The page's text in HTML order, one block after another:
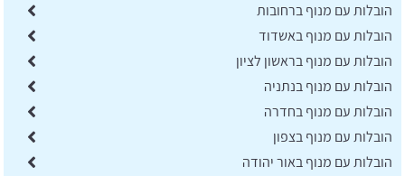
הובלות עם מנוף ברחובות
הובלות עם מנוף באשדוד
הובלות עם מנוף בראשון לציון
הובלות עם מנוף בנתניה
הובלות עם מנוף בחדרה
הובלות עם מנוף בצפון
הובלות עם מנוף באור יהודה